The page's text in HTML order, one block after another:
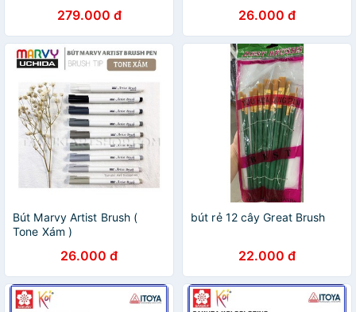
279.000 đ 26.000 đ
Bút Marvy Artist Brush (
Tone Xám )
26.000 đ
bút rẻ 12 cây Great Brush
22.000 đ